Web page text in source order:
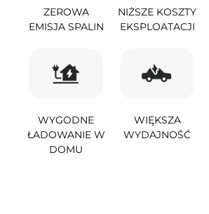
ZEROWA
EMISJA SPALIN
NIŻSZE KOSZTY
EKSPLOATACJI
WYGODNE
ŁADOWANIE W
DOMU
WIĘKSZA
WYDAJNOŚĆ